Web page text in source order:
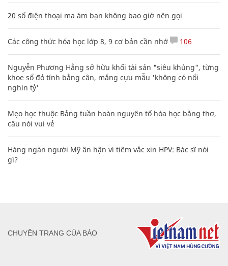
20 số điện thoại ma ám bạn không bao giờ nên gọi
Các công thức hóa học lớp 8, 9 cơ bản cần nhớ 106
Nguyễn Phương Hằng sở hữu khối tài sản "siêu khủng", từng
khoe sổ đỏ tính bằng cân, mắng cựu mẫu 'không có nổi
nghìn tỷ'
Mẹo học thuộc Bảng tuần hoàn nguyên tố hóa học bằng thơ,
câu nói vui vẻ
Hàng ngàn người Mỹ ân hận vì tiêm vắc xin HPV: Bác sĩ nói
gì?
CHUYÊN TRANG CỦA BÁO